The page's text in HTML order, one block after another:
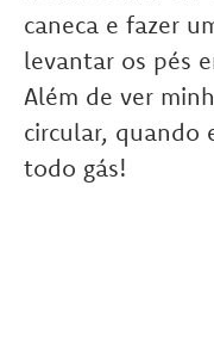
caneca e fazer
levantar os pés
Além de ver
circular, quando
todo gás!